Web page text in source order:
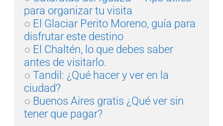
para organizar tu visita
○ El Glaciar Perito Moreno, guía para
disfrutar este destino
○ El Chaltén, lo que debes saber
antes de visitarlo.
○ Tandil: ¿Qué hacer y ver en la
ciudad?
○ Buenos Aires gratis ¿Qué ver sin
tener que pagar?